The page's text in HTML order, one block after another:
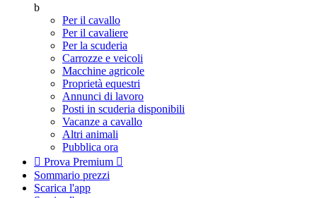
b
Per il cavallo
Per il cavaliere
Per la scuderia
Carrozze e veicoli
Macchine agricole
Proprietà equestri
Annunci di lavoro
Posti in scuderia disponibili
Vacanze a cavallo
Altri animali
Pubblica ora
 Prova Premium 
Sommario prezzi
Scarica l'app